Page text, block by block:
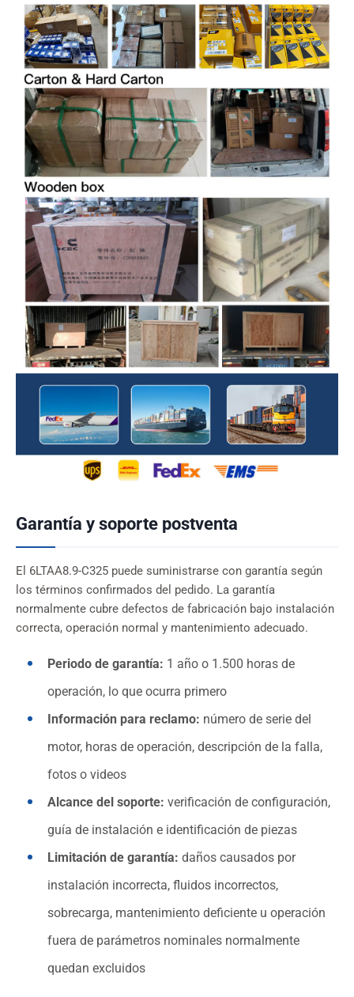
Garantía y soporte postventa
El 6LTAA8.9-C325 puede suministrarse con garantía según
los términos confirmados del pedido. La garantía
normalmente cubre defectos de fabricación bajo instalación
correcta, operación normal y mantenimiento adecuado.
Periodo de garantía: 1 año o 1.500 horas de
operación, lo que ocurra primero
Información para reclamo: número de serie del
motor, horas de operación, descripción de la falla,
fotos o videos
Alcance del soporte: verificación de configuración,
guía de instalación e identificación de piezas
Limitación de garantía: daños causados por
instalación incorrecta, fluidos incorrectos,
sobrecarga, mantenimiento deficiente u operación
fuera de parámetros nominales normalmente
quedan excluidos